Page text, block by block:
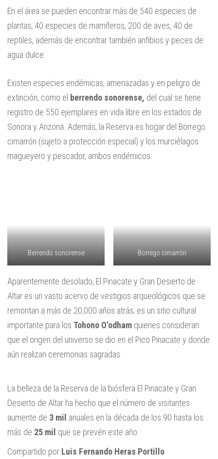
En el área se pueden encontrar más de 540 especies de
plantas, 40 especies de mamíferos, 200 de aves, 40 de
reptiles, además de encontrar también anfibios y peces de
agua dulce.
Existen especies endémicas, amenazadas y en peligro de
extinción, como el berrendo sonorense, del cual se tiene
registro de 550 ejemplares en vida libre en los estados de
Sonora y Arizona. Además, la Reserva es hogar del Borrego
cimarrón (sujeto a protección especial) y los murciélagos
magueyero y pescador, ambos endémicos.
Berrendo sonorense Borrego cimarrón
Aparentemente desolado, El Pinacate y Gran Desierto de
Altar es un vasto acervo de vestigios arqueológicos que se
remontan a más de 20,000 años atrás; es un sitio cultural
importante para los Tohono O’odham quienes consideran
que el origen del universo se dio en el Pico Pinacate y donde
aún realizan ceremonias sagradas.
La belleza de la Reserva de la biósfera El Pinacate y Gran
Desierto de Altar ha hecho que el número de visitantes
aumente de 3 mil anuales en la década de los 90 hasta los
más de 25 mil que se prevén este año.
Compartido por Luis Fernando Heras Portillo